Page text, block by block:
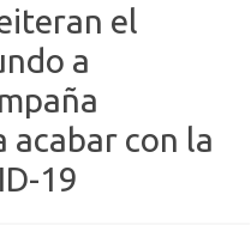
el
a
acabar con la
19